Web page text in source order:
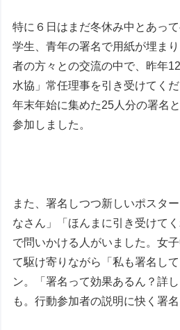
特に６日はまだ冬休み中とあっ
学生、青年の署名で用紙が埋ま
者の方々との交流の中で、昨年
水協」常任理事を引き受けてく
年末年始に集めた25人分の署名
参加しました。
また、署名しつつ新しいポスタ
なさん」「ほんまに引き受けて
で問いかける人がいました。女
て駆け寄りながら「私も署名し
ン。「署名って効果あるん？詳
も。行動参加者の説明に快く署